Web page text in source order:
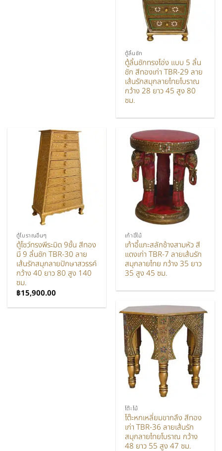
ตู้ลิ้นชัก
ตู้ลิ้นชักทรงโอ่ง แบบ 5 ลิ้น
ชัก สีทองเก่า TBR-29 ลาย
เส้นรักสมุกลายไทยโบราณ
กว้าง 28 ยาว 45 สูง 80
ซม.
ตู้โบราณอื่นๆ
ตู้โชว์ทรงพีระมิด 9ชั้น สีทอง
มี 9 ลิ้นชัก TBR-30 ลาย
เส้นรักสมุกลายปักษาสวรรค์
กว้าง 40 ยาว 80 สูง 140
ซม.
฿15,900.00
เก้าอี้ไม้
เก้าอี้แกะสลักช้างสามหัว สี
แดงเก่า TBR-7 ลายเส้นรัก
สมุกลายไทย กว้าง 35 ยาว
35 สูง 45 ซม.
โต๊ะไม้
โต๊ะหกเหลี่ยมขากลึง สีทอง
เก่า TBR-36 ลายเส้นรัก
สมุกลายไทยโบราณ กว้าง
48 ยาว 55 สูง 47 ซม.